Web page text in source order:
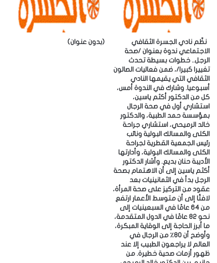
‎نظّم نادي الجسرة الثقافي
الاجتماعي ندوة بعنوان /صحة
الرجل.. خطوات بسيطة تحدث
تغييرا كبيرا/، ضمن فعاليات الصالون
الثقافي التي يقيمها النادي
أسبوعيا. ‎وشارك في الندوة أمس،
كل من الدكتور أكثم ياسين،
استشاري أول في صحة الرجال
بمؤسسة حمد الطبية، والدكتور
خالد الرميحي، استشاري جراحة
الكلى والمسالك البولية ونائب
رئيس الجمعية القطرية لجراحة
الكلى والمسالك البولية، وأدارتها
الأديبة حنان بديع. ‎وأشار الدكتور
أكثم ياسين إلى أن الاهتمام بصحة
الرجل بدأ في الثمانينيات بعد
عقود من التركيز على صحة المرأة،
لافتًا إلى أن متوسط الأعمار ارتفع
من 64 عامًا في السبعينيات إلى
نحو 82 عامًا في الدول المتقدمة،
ما أبرز الحاجة إلى الوقاية المبكرة،
وأوضح أن 80٪ من الرجال في
العالم لا يراجعون الطبيب إلا عند
ظهور أزمات صحية خطيرة. ‎من
(بدون عنوان)